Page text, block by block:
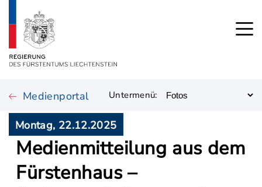
Medienportal Untermenü:
Montag, 22.12.2025
Medienmitteilung aus dem
Fürstenhaus –